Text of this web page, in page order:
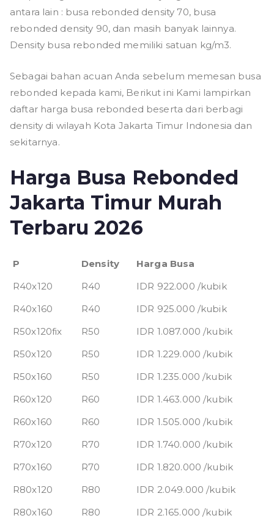
antara lain : busa rebonded density 70, busa
rebonded density 90, dan masih banyak lainnya.
Density busa rebonded memiliki satuan kg/m3.
Sebagai bahan acuan Anda sebelum memesan busa
rebonded kepada kami, Berikut ini Kami lampirkan
daftar harga busa rebonded beserta dari berbagi
density di wilayah Kota Jakarta Timur Indonesia dan
sekitarnya.
Harga Busa Rebonded
Jakarta Timur Murah
Terbaru 2026
P Density
Harga Busa
R40x120
R40
IDR 922.000 /kubik
R40x160
R40
IDR 925.000 /kubik
R50x120fix
R50
IDR 1.087.000 /kubik
R50x120
R50
IDR 1.229.000 /kubik
R50x160
R50
IDR 1.235.000 /kubik
R60x120
R60
IDR 1.463.000 /kubik
R60x160
R60
IDR 1.505.000 /kubik
R70x120
R70
IDR 1.740.000 /kubik
R70x160
R70
IDR 1.820.000 /kubik
R80x120
R80
IDR 2.049.000 /kubik
R80x160
R80
IDR 2.165.000 /kubik